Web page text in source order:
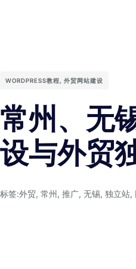
WORDPRESS教程, 外贸网站建设
常州、无
设与外贸
标签:外贸, 常州, 推广, 无锡, 独立站,